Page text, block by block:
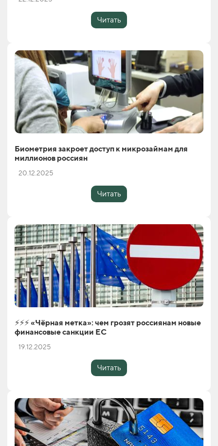
Читать
Биометрия закроет доступ к микрозаймам для
миллионов россиян
20.12.2025
Читать
⚡️⚡️⚡️ «Чёрная метка»: чем грозят россиянам новые
финансовые санкции ЕС
19.12.2025
Читать